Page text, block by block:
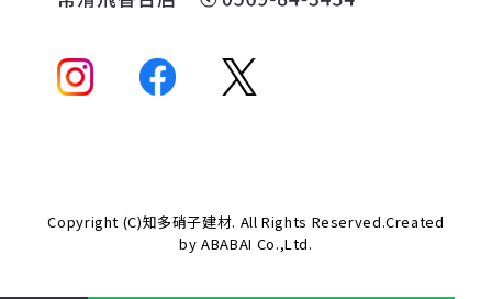
Copyright (C)知多硝子建材. All Rights Reserved.Created
byABABAI Co.,Ltd.